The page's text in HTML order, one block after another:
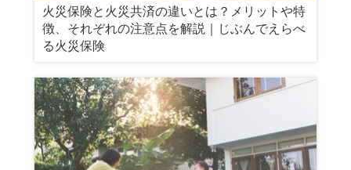
火災保険と火災共済の違いとは？メリットや特
徴、それぞれの注意点を解説｜じぶんでえらべ
る火災保険